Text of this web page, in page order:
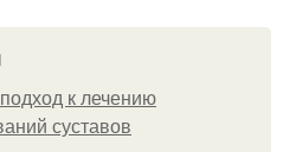
к лечению
суставов